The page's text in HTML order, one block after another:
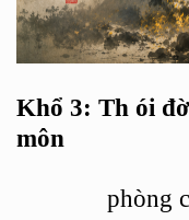
Khổ 3: Th ói
môn
phòng